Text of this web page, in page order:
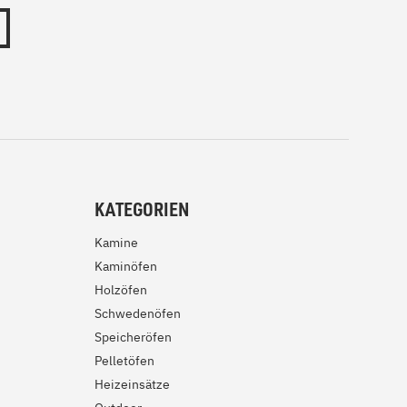
KATEGORIEN
Kamine
Kaminöfen
Holzöfen
Schwedenöfen
Speicheröfen
Pelletöfen
Heizeinsätze